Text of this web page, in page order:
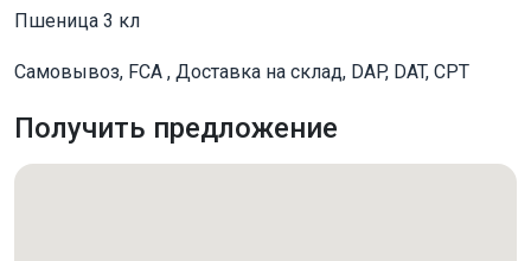
Пшеница 3 кл
Самовывоз, FCA , Доставка на склад, DAP, DAT, CPT
Получить предложение